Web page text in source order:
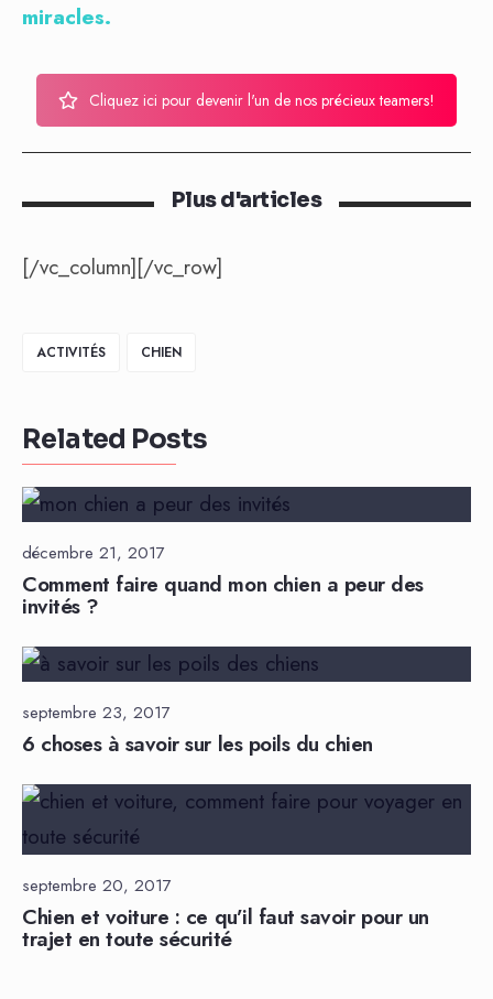
miracles.
Cliquez ici pour devenir l'un de nos précieux teamers!
Plus d'articles
[/vc_column][/vc_row]
ACTIVITÉS CHIEN
Related Posts
décembre 21, 2017
Comment faire quand mon chien a peur des
invités ?
septembre 23, 2017
6 choses à savoir sur les poils du chien
septembre 20, 2017
Chien et voiture : ce qu’il faut savoir pour un
trajet en toute sécurité